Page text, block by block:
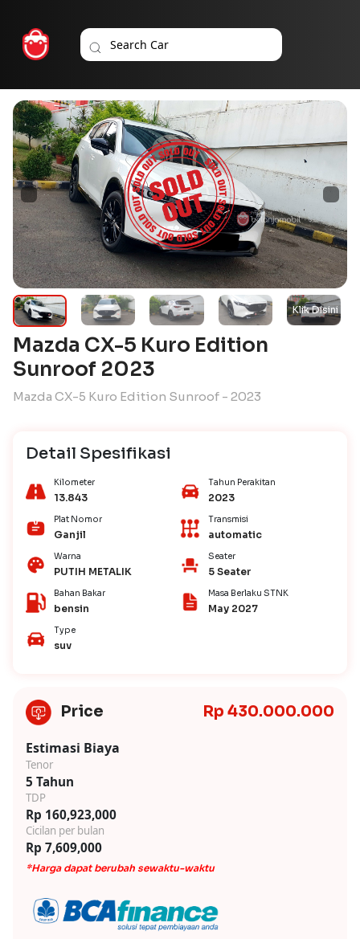
Mazda CX-5 Kuro Edition
Sunroof 2023
Mazda CX-5 Kuro Edition Sunroof - 2023
Detail Spesifikasi
Kilometer
13.843
Tahun Perakitan
2023
Plat Nomor
Ganjil
Transmisi
automatic
Warna
PUTIH METALIK
Seater
5 Seater
Bahan Bakar
bensin
Masa Berlaku STNK
May 2027
Type
suv
Price Rp 430.000.000
Estimasi Biaya
Tenor
5 Tahun
TDP
Rp 160,923,000
Cicilan per bulan
Rp 7,609,000
*Harga dapat berubah sewaktu-waktu